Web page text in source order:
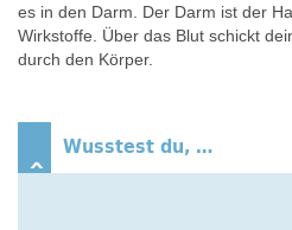
es in den Darm. Der Darm ist der
Wirkstoffe. Über das Blut schickt
durch den Körper.
Wusstest du, …